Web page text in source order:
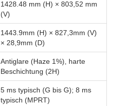
1428.48 mm (H) × 803,52 mm
(V)
1443.9mm (H) × 827,3mm (V)
× 28,9mm (D)
Antiglare (Haze 1%), harte
Beschichtung (2H)
5 ms typisch (G bis G); 8 ms
typisch (MPRT)